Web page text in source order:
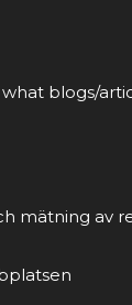
blogs/
mätning